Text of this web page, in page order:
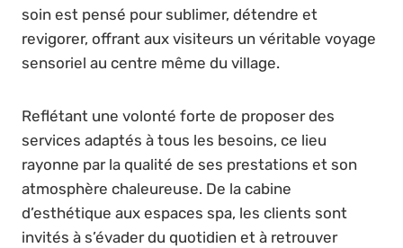
soin est pensé pour sublimer, détendre et
revigorer, offrant aux visiteurs un véritable voyage
sensoriel au centre même du village.
Reflétant une volonté forte de proposer des
services adaptés à tous les besoins, ce lieu
rayonne par la qualité de ses prestations et son
atmosphère chaleureuse. De la cabine
d’esthétique aux espaces spa, les clients sont
invités à s’évader du quotidien et à retrouver